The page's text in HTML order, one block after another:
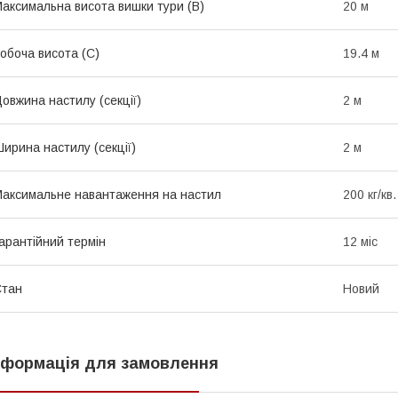
висота вишки тури (В) 20 м
висота (С) 19.4 м
настилу (секції) 2 м
настилу (секції) 2 м
навантаження на настил 200 кг/
термін 12 міс
Новий
для замовлення